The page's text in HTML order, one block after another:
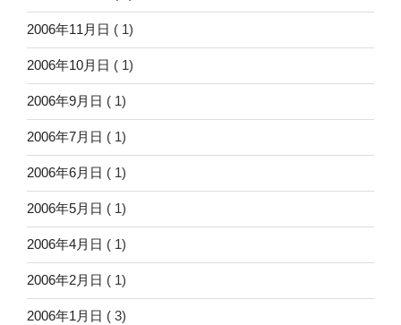
2006年11月日 ( 1)
2006年10月日 ( 1)
2006年9月日 ( 1)
2006年7月日 ( 1)
2006年6月日 ( 1)
2006年5月日 ( 1)
2006年4月日 ( 1)
2006年2月日 ( 1)
2006年1月日 ( 3)